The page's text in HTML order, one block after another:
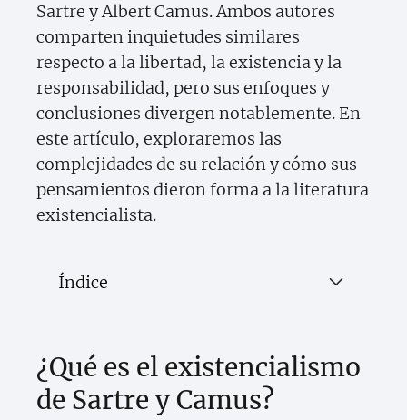
Sartre y Albert Camus. Ambos autores
comparten inquietudes similares
respecto a la libertad, la existencia y la
responsabilidad, pero sus enfoques y
conclusiones divergen notablemente. En
este artículo, exploraremos las
complejidades de su relación y cómo sus
pensamientos dieron forma a la literatura
existencialista.
Índice
¿Qué es el existencialismo
de Sartre y Camus?